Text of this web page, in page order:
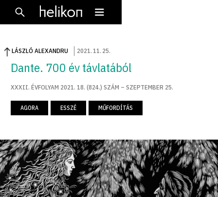
LÁSZLÓ ALEXANDRU 2021. 11. 25.
Dante. 700 év távlatából
XXXII. ÉVFOLYAM 2021. 18. (824.) SZÁM – SZEPTEMBER 25.
AGORA ESSZÉ MŰFORDÍTÁS